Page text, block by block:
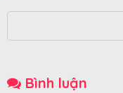
Bình luận